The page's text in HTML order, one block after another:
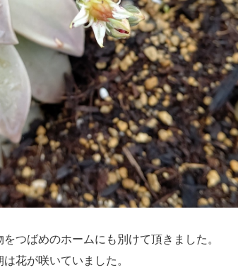
つばめのホームにも別けて頂きました。
花が咲いていました。